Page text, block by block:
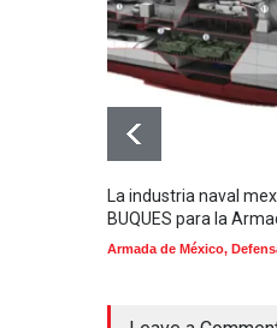
La industria naval
BUQUES para la
Armada de México,